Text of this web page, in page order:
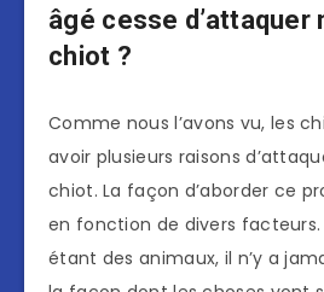
âgé cesse d’attaquer
chiot ?
Comme nous l’avons vu, les
avoir plusieurs raisons
chiot. La façon d’aborder ce
en fonction de divers facteurs.
étant des animaux, il n’y a